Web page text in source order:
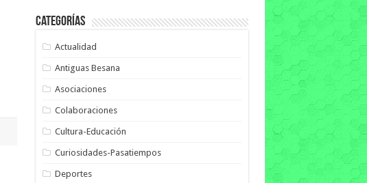
Categorías
Actualidad
Antiguas Besana
Asociaciones
Colaboraciones
Cultura-Educación
Curiosidades-Pasatiempos
Deportes